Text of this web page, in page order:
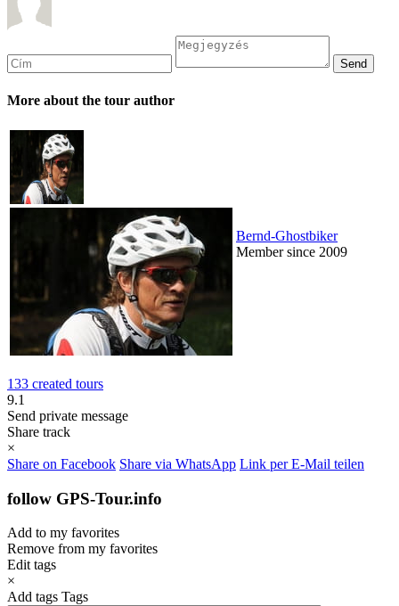
More about the tour author
Bernd-Ghostbiker
Member since 2009
133 created tours
9.1
Send private message
Share track
×
Share on Facebook Share via WhatsApp Link per E-Mail teilen
follow GPS-Tour.info
Add to my favorites
Remove from my favorites
Edit tags
×
Add tags Tags